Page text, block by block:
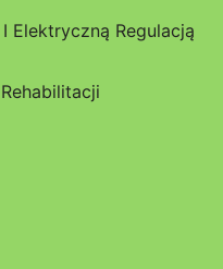
Elektryczną Regulacją